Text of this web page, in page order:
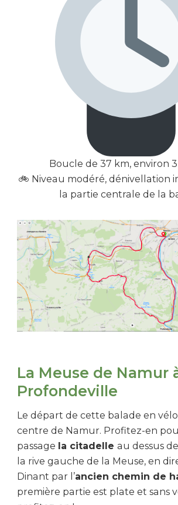
Boucle de 37 km, environ
🚲 Niveau modéré, dénivellation
la partie centrale de la
La Meuse de Namur
Profondeville
Le départ de cette balade en
centre de Namur. Profitez-en
passage la citadelle au dessus
la rive gauche de la Meuse, en
Dinant par l’ancien chemin de
première partie est plate et sans